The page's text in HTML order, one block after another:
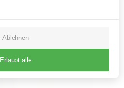
Ablehnen
Erlaubt alle